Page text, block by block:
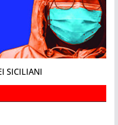
SICILIANI